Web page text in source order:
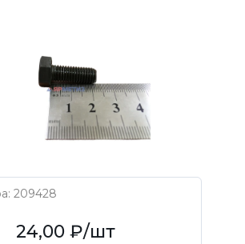
209428
24,00 ₽/шт